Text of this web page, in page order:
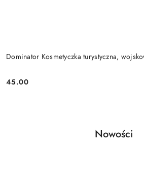
Dominator Kosmetyczka turystyczna,
Cena:
45.00
Pomiń karuzelę produktów
Produkty
Nowości